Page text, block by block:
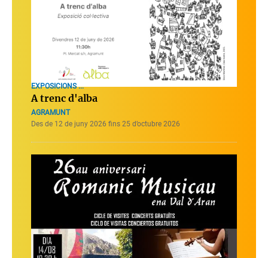
EXPOSICIONS ...
A trenc d'alba
AGRAMUNT
Des de 12 de juny 2026 fins 25 d’octubre 2026